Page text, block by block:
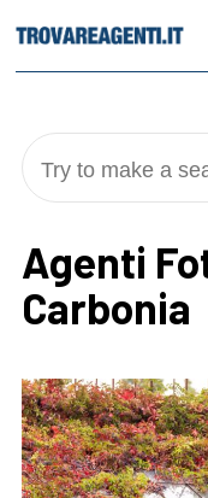
to
Try to make a search...
Agenti
Carbonia